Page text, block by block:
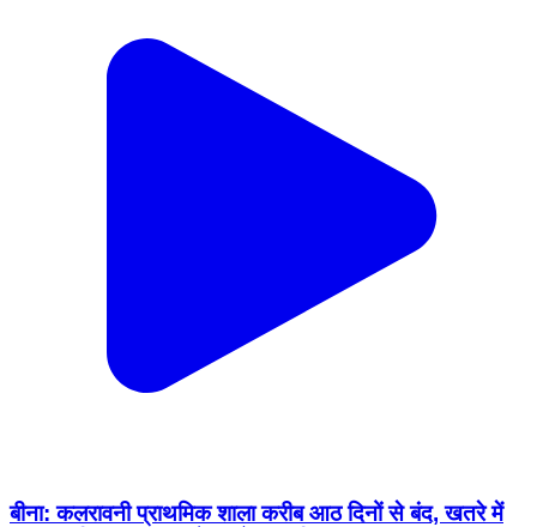
बीना: कलरावनी प्राथमिक शाला करीब आठ दिनों से बंद, खतरे में